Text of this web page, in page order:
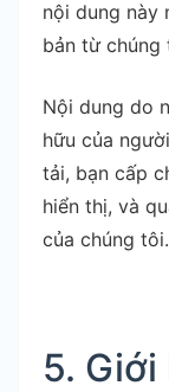
nội dung này
bản từ chúng
Nội dung do
hữu của
tải, bạn cấp
hiển thị, và
của chúng tôi.
5.